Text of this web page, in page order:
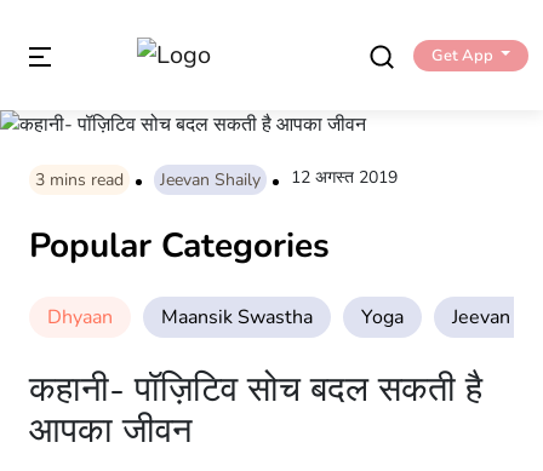
Get App
3 mins read Jeevan Shaily 12 अगस्त 2019
Popular Categories
Dhyaan Maansik Swastha Yoga Jeevan
कहानी- पॉज़िटिव सोच बदल सकती है
आपका जीवन